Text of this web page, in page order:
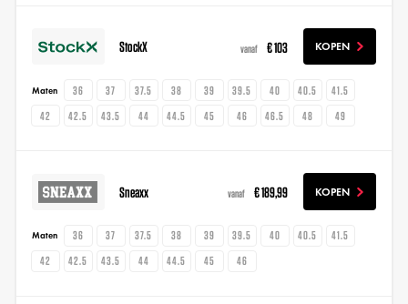
StockX vanaf € 103 KOPEN
Maten 36 37 37.5 38 39 39.5 40 40.5
41.5
42
42.5 43.5 44 44.5 45 46 46.5 48 49
Sneaxx vanaf € 189,99 KOPEN
Maten 36 37 37.5 38 39 39.5 40 40.5
41.5
42
42.5 43.5 44 44.5 45 46